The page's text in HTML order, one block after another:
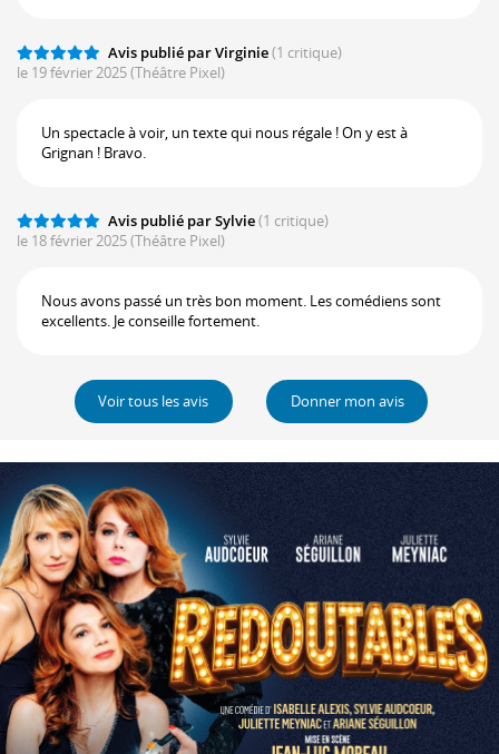
Avis publié par Virginie(1 critique)
le 19 février 2025(Théâtre Pixel)
Un spectacle à voir, un texte qui nous régale ! On y est à
Grignan ! Bravo.
Avis publié par Sylvie(1 critique)
le 18 février 2025(Théâtre Pixel)
Nous avons passé un très bon moment. Les comédiens sont
excellents. Je conseille fortement.
Voir tous les avis Donner mon avis